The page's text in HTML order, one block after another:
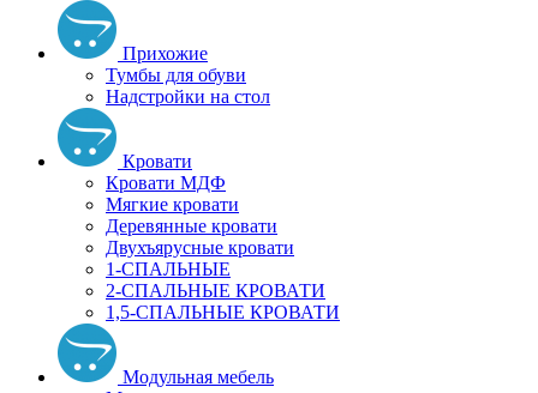
Прихожие
Тумбы для обуви
Надстройки на стол
Кровати
Кровати МДФ
Мягкие кровати
Деревянные кровати
Двухъярусные кровати
1-СПАЛЬНЫЕ
2-СПАЛЬНЫЕ КРОВАТИ
1,5-СПАЛЬНЫЕ КРОВАТИ
Модульная мебель